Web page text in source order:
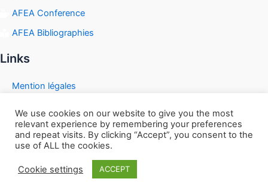
AFEA Conference
AFEA Bibliographies
Links
Mention légales
Copyright © 2026 | Powered by
We use cookies on our website to give you the most
relevant experience by remembering your preferences
and repeat visits. By clicking “Accept”, you consent to the
use of ALL the cookies.
Cookie settings ACCEPT